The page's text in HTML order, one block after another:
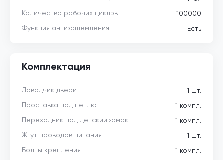
Количество рабочих циклов
100000
Функция антизащемления
Есть
Комплектация
Доводчик двери
1 шт.
Проставка под петлю
1 компл.
Переходник под детский замок
1 компл.
Жгут проводов питания
1 шт.
Болты крепления
1 компл.